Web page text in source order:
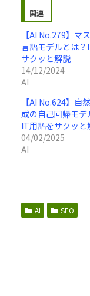
関連
【AI No.279】マ
言語モデルとは
サクッと解説
14/12/2024
AI
【AI No.624】自
成の自己回帰モデ
IT用語をサクッと
04/02/2025
AI
AI SEO